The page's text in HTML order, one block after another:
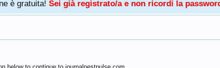
è gratuita! Sei già registrato/a e non ricordi la